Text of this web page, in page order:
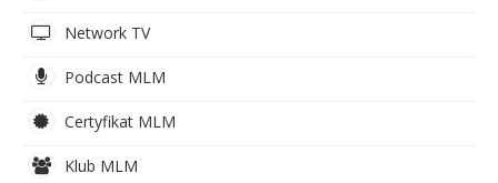
Network TV
Podcast MLM
Certyfikat MLM
Klub MLM